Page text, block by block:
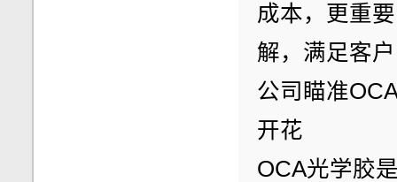
成本，更重
解，满足客
公司瞄准
开花
OCA光学胶